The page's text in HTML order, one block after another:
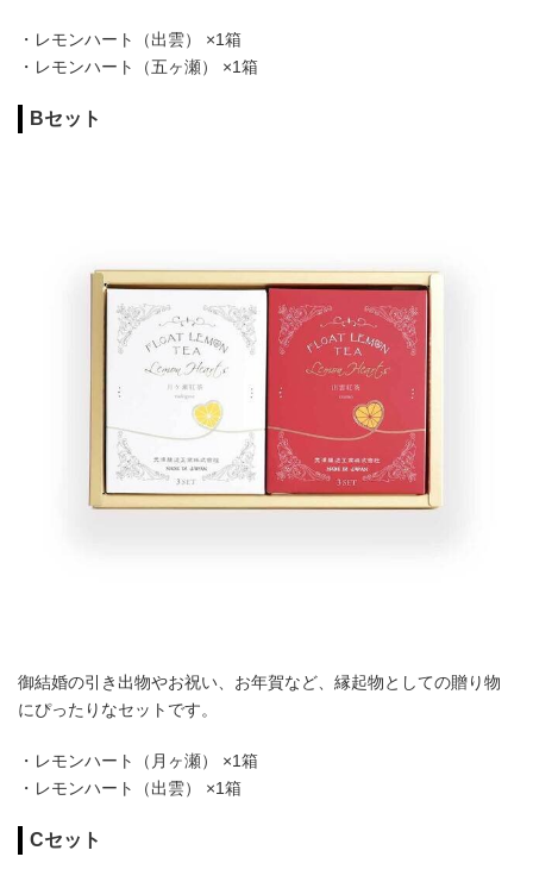
・レモンハート（出雲） ×1箱
・レモンハート（五ヶ瀬） ×1箱
Bセット
御結婚の引き出物やお祝い、お年賀など、縁起物としての贈り物
にぴったりなセットです。
・レモンハート（月ヶ瀬） ×1箱
・レモンハート（出雲） ×1箱
Cセット